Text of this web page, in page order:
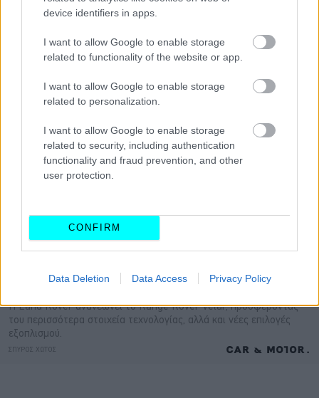
device identifiers in apps.
I want to allow Google to enable storage
related to functionality of the website or app.
I want to allow Google to enable storage
related to personalization.
I want to allow Google to enable storage
related to security, including authentication
functionality and fraud prevention, and other
user protection.
CONFIRM
Data Deletion Data Access Privacy Policy